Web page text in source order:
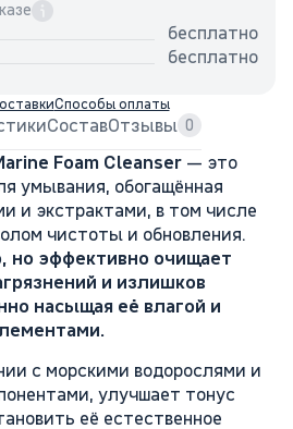
бесплатно
бесплатно
Способы оплаты
СоставОтзывы 0
Foam Cleanser — это
умывания, обогащённая
и экстрактами, в том числе
чистоты и обновления.
но эффективно очищает
и излишков
насыщая её влагой и
с морскими водорослями и
улучшает тонус
её естественное